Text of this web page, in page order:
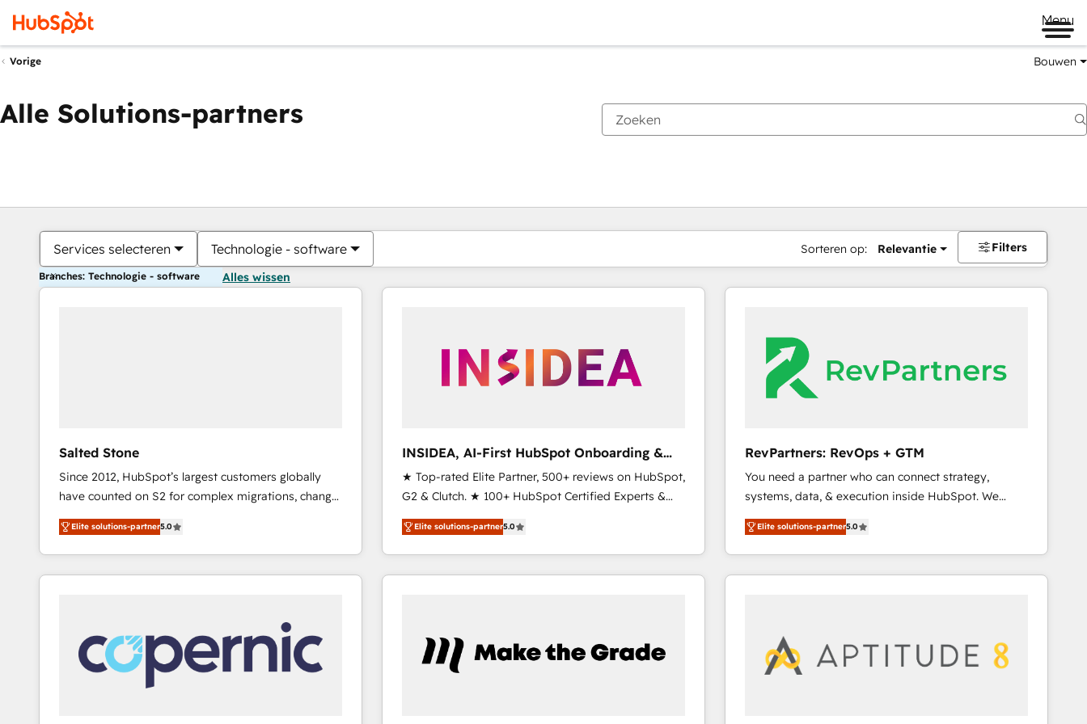
Menu
Vorige Bouwen
Alle Solutions-partners
Services selecteren Technologie - software Sorteren op: Relevantie Filters
Branches: Technologie - software Alles wissen
Salted Stone
Since 2012, HubSpot’s largest customers globally
have counted on S2 for complex migrations, change
management, systems integration, and creative
solutions that deliver measurable impact and
transform brand experiences As one of the few full-
service creative agencies in the HubSpot
regionalized HubSpot websites, integrated
marketing campaigns, & RevOps frameworks that
fuel long-term success We connect the entire
customer lifecycle through seamless integrations,
Elite solutions-partner5.0
INSIDEA, AI-First HubSpot Onboarding &
RevOps
★ Top-rated Elite Partner, 500+ reviews on HubSpot,
G2 & Clutch. ★ 100+ HubSpot Certified Experts &
Trainers across the team ★ 1,500+ implementations
across five continents ★ AI-First, RevOps-led,
Onboarding obsessed ★ Company of the Year
2024/25 INSIDEA helps growing companies turn
your time zone. What we do ➤ Onboarding: Live in
weeks, with workflows built around your business,
Elite solutions-partner5.0
RevPartners: RevOps + GTM
You need a partner who can connect strategy,
systems, data, & execution inside HubSpot. We
bridge the gap where most agencies fall short by
combining GTM strategy with technical execution to
solve the right problem with the right solution. As the
only firm in the world to hold Elite Partner
market execution. Why B2B Businesses Choose RP: -
Secure: Soc2 compliant 🛡️ - Pricing: Implementations
Elite solutions-partner5.0
Je bent momenteel opPagina
PaginaPaginaPaginaPaginaPaginaPaginaPaginaPaginaPaginaPagina